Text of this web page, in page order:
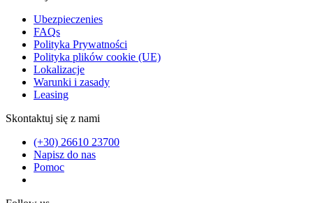
Ubezpieczenies
FAQs
Polityka Prywatności
Polityka plików cookie (UE)
Lokalizacje
Warunki i zasady
Leasing
Skontaktuj się z nami
(+30) 26610 23700
Napisz do nas
Pomoc